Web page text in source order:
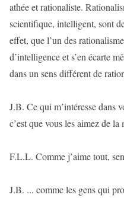
athée et rationaliste.
scientifique, intelligent, sont
effet, que l’un des
d’intelligence et s’en écarte
dans un sens différent de
J.B. Ce qui m’intéresse dans
c’est que vous les aimez de
F.L.L. Comme j’aime tout,
J.B. ... comme les gens qui